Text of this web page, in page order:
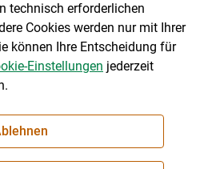
|Barrierefreiheit|
technisch erforderlichen
Cookies werden nur mit Ihrer
können Ihre Entscheidung für
Einstellungen jederzeit